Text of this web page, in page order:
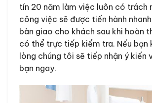
tín 20 năm làm việc luôn có trách
công việc sẽ được tiến hành
bàn giao cho khách sau khi hoàn
có thể trực tiếp kiểm tra. Nếu bạn
lòng chúng tôi sẽ tiếp nhận ý kiến
bạn ngay.